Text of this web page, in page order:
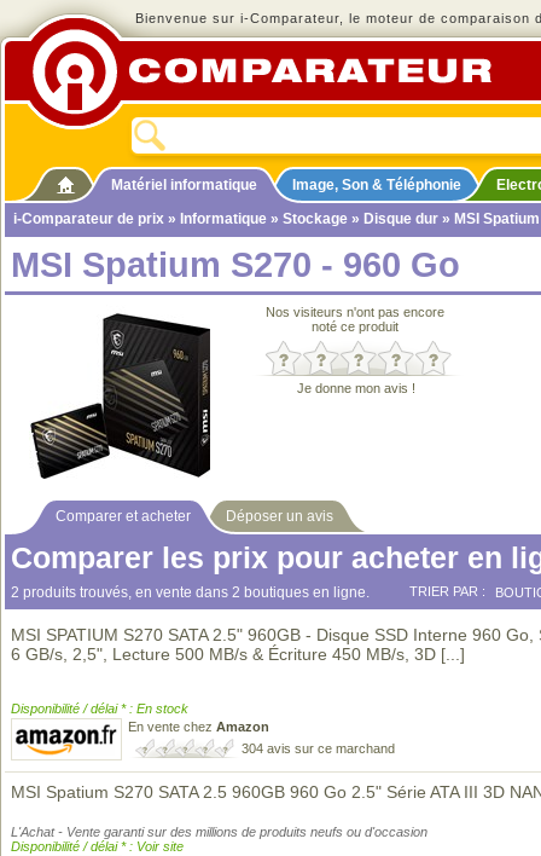
Bienvenue sur i-Comparateur, le moteur de comparaison
Matériel informatique Image, Son & Téléphonie
i-Comparateur de prix » Informatique » Stockage » Disque dur » MSI
MSI Spatium S270 - 960 Go
Nos visiteurs n'ont pas encore
noté ce produit
Je donne mon avis !
Comparer et acheter Déposer un avis
Comparer les prix pour acheter en
2 produits trouvés, en vente dans 2 boutiques en ligne. TRIER PAR :
MSI SPATIUM S270 SATA 2.5" 960GB - Disque SSD Interne 960 Go,
6 GB/s, 2,5", Lecture 500 MB/s & Écriture 450 MB/s, 3D [...]
Disponibilité / délai * : En stock
En vente chez Amazon
304 avis sur ce marchand
MSI Spatium S270 SATA 2.5 960GB 960 Go 2.5" Série ATA III 3D
L'Achat - Vente garanti sur des millions de produits neufs ou d'occasion
Disponibilité / délai * : Voir site